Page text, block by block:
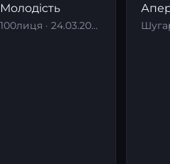
Молодість
100лиця · 24.03.2026